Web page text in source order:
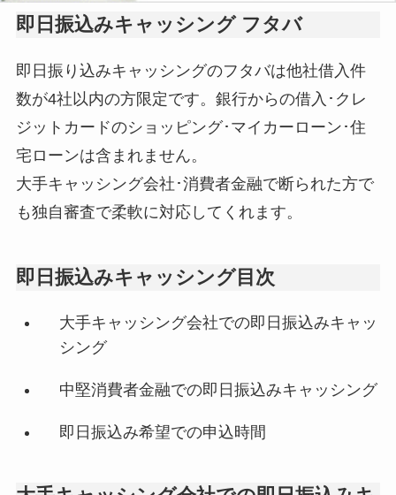
即日振込みキャッシング フタバ
即日振り込みキャッシングのフタバは他社借入件
数が4社以内の方限定です。銀行からの借入･クレ
ジットカードのショッピング･マイカーローン･住
宅ローンは含まれません。
大手キャッシング会社･消費者金融で断られた方で
も独自審査で柔軟に対応してくれます。
即日振込みキャッシング目次
大手キャッシング会社での即日振込みキャッ
シング
中堅消費者金融での即日振込みキャッシング
即日振込み希望での申込時間